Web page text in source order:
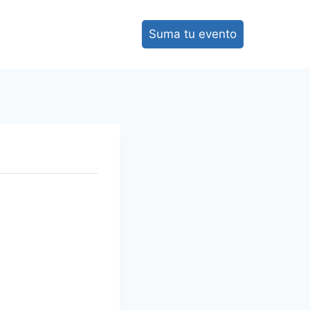
Suma tu evento